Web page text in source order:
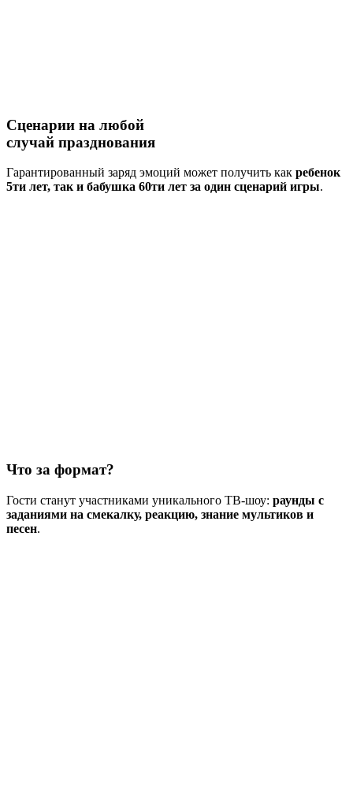
Сценарии на любой
случай празднования
Гарантированный заряд эмоций может получить как ребенок
5ти лет, так и бабушка 60ти лет за один сценарий игры.
Что за формат?
Гости станут участниками уникального ТВ-шоу: раунды с
заданиями на смекалку, реакцию, знание мультиков и
песен.